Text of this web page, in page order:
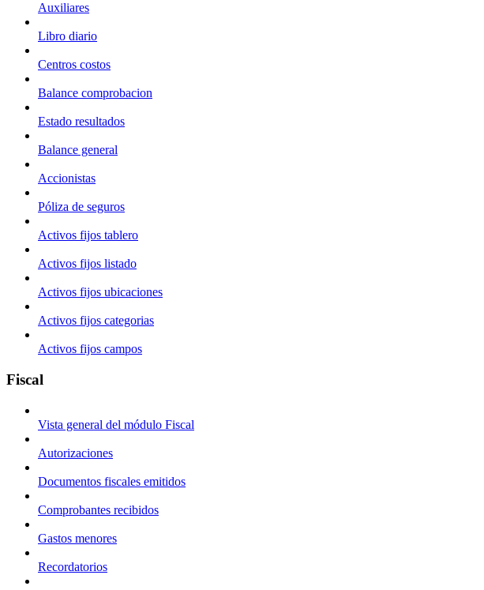
Auxiliares
Libro diario
Centros costos
Balance comprobacion
Estado resultados
Balance general
Accionistas
Póliza de seguros
Activos fijos tablero
Activos fijos listado
Activos fijos ubicaciones
Activos fijos categorias
Activos fijos campos
Fiscal
Vista general del módulo Fiscal
Autorizaciones
Documentos fiscales emitidos
Comprobantes recibidos
Gastos menores
Recordatorios